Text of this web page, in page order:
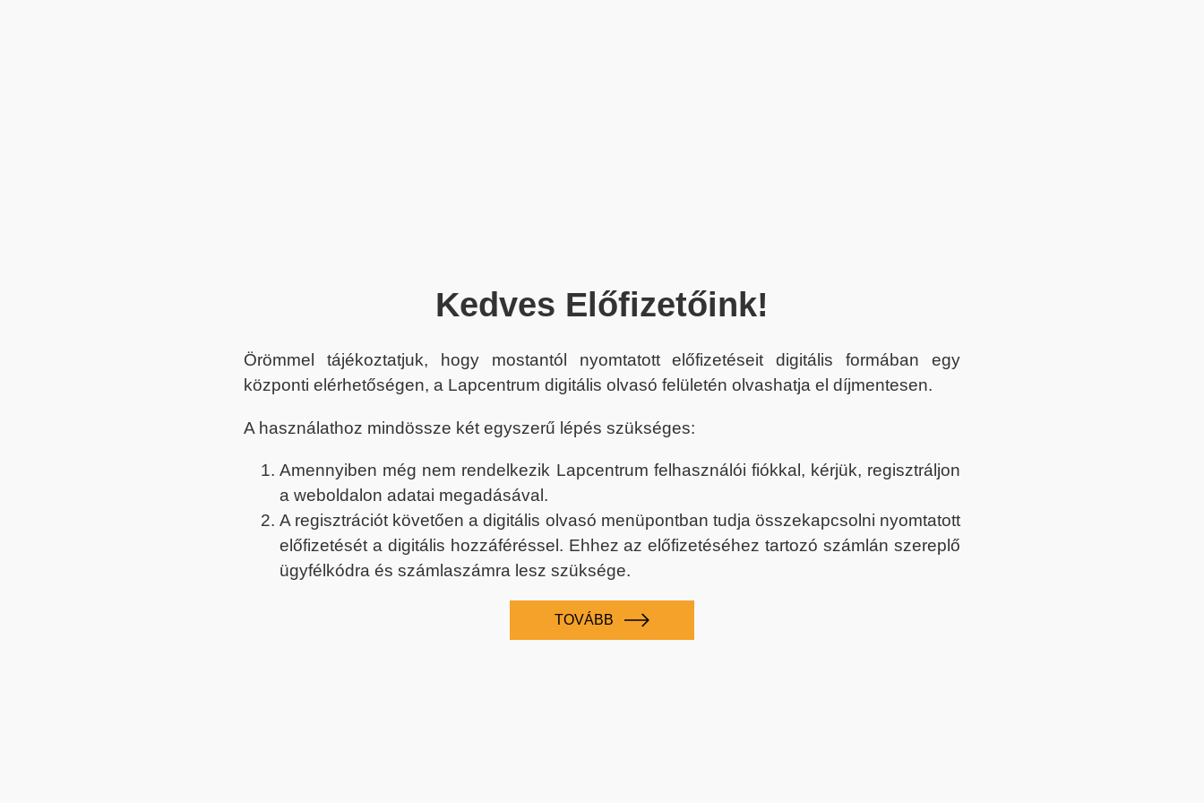
Kedves Előfizetőink!
Örömmel tájékoztatjuk, hogy mostantól nyomtatott előfizetéseit digitális formában egy
központi elérhetőségen, a Lapcentrum digitális olvasó felületén olvashatja el díjmentesen.
A használathoz mindössze két egyszerű lépés szükséges:
Amennyiben még nem rendelkezik Lapcentrum felhasználói fiókkal, kérjük, regisztráljon
a weboldalon adatai megadásával.
A regisztrációt követően a digitális olvasó menüpontban tudja összekapcsolni nyomtatott
előfizetését a digitális hozzáféréssel. Ehhez az előfizetéséhez tartozó számlán szereplő
ügyfélkódra és számlaszámra lesz szüksége.
TOVÁBB